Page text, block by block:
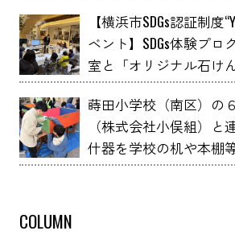
【横浜市SDGs認証制度
ベント】SDGs体験プ
室と「オリジナル石け
ね石けん～」 YOXO
蒔田小学校（南区）の
（株式会社小俣組）と
什器を学校の机や本棚
ップサイクルしました
COLUMN